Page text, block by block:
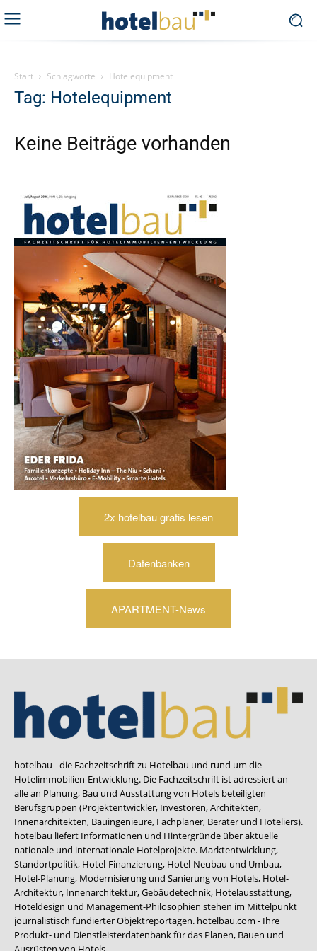
Start Schlagworte Hotelequipment
Tag: Hotelequipment
Keine Beiträge vorhanden
2x hotelbau gratis lesen
Datenbanken
APARTMENT-News
hotelbau - die Fachzeitschrift zu Hotelbau und rund um die
Hotelimmobilien-Entwicklung. Die Fachzeitschrift ist adressiert an
alle an Planung, Bau und Ausstattung von Hotels beteiligten
Berufsgruppen (Projektentwickler, Investoren, Architekten,
Innenarchitekten, Bauingenieure, Fachplaner, Berater und Hoteliers).
hotelbau liefert Informationen und Hintergründe über aktuelle
nationale und internationale Hotelprojekte. Marktentwicklung,
Standortpolitik, Hotel-Finanzierung, Hotel-Neubau und Umbau,
Hotel-Planung, Modernisierung und Sanierung von Hotels, Hotel-
Architektur, Innenarchitektur, Gebäudetechnik, Hotelausstattung,
Hoteldesign und Management-Philosophien stehen im Mittelpunkt
journalistisch fundierter Objektreportagen. hotelbau.com - Ihre
Produkt- und Dienstleisterdatenbank für das Planen, Bauen und